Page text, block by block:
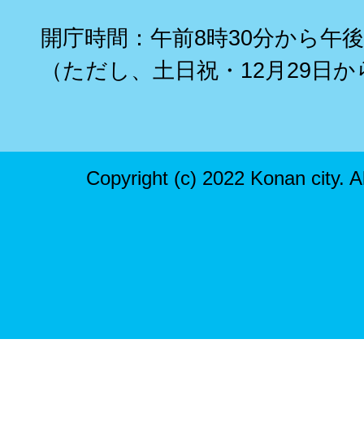
開庁時間：午前8時30分から午
（ただし、土日祝・12月29日
Copyright (c) 2022 Konan city.